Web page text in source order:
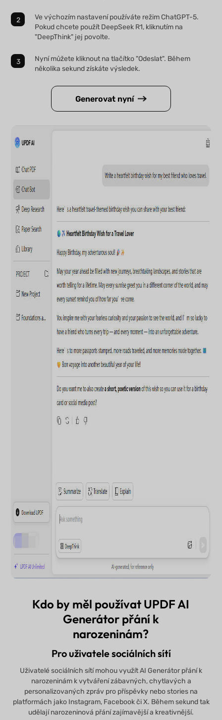
Ve výchozím nastavení používáte režim ChatGPT-5.
Pokud chcete použít DeepSeek R1, kliknutím na
"DeepThink" jej povolte.
Nyní můžete kliknout na tlačítko "Odeslat". Během
několika sekund získáte výsledek.
Generovat nyní
Kdo by měl používat UPDF AI
Generátor přání k
narozeninám?
Pro uživatele sociálních sítí
Uživatelé sociálních sítí mohou využít AI Generátor přání k
narozeninám k vytváření zábavných, chytlavých a
personalizovaných zpráv pro příspěvky nebo stories na
platformách jako Instagram, Facebook či X. Během sekund tak
udělají narozeninová přání zajímavější a kreativnější.